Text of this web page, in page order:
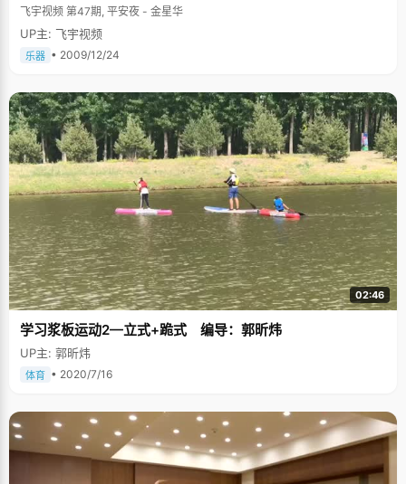
飞宇视频 第47期, 平安夜 - 金星华
UP主: 飞宇视频
乐器 • 2009/12/24
02:46
学习浆板运动2—立式+跪式 编导：郭昕炜
UP主: 郭昕炜
体育 • 2020/7/16